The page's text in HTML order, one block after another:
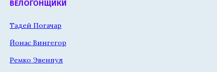
ВЕЛОГОНЩИКИ
Тадей Погачар
Йонас Вингегор
Ремко Эвенпул